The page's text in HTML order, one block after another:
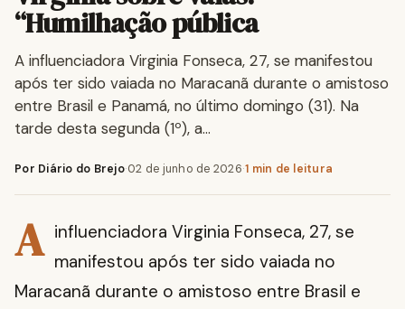
“Humilhação pública
A influenciadora Virginia Fonseca, 27, se manifestou
após ter sido vaiada no Maracanã durante o amistoso
entre Brasil e Panamá, no último domingo (31). Na
tarde desta segunda (1º), a…
Por Diário do Brejo·02 de junho de 2026·1 min de leitura
A influenciadora Virginia Fonseca, 27, se
manifestou após ter sido vaiada no
Maracanã durante o amistoso entre Brasil e